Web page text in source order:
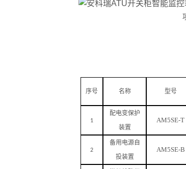
序号 名称 型号
1
配电变保护
装置
AM5SE-T
2
备用电源自
投装置
AM5SE-B